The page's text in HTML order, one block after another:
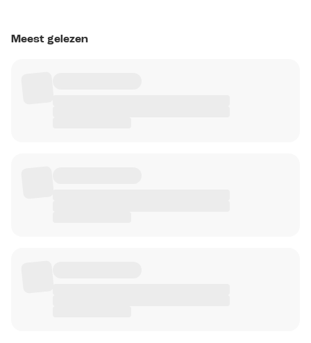
Meest gelezen